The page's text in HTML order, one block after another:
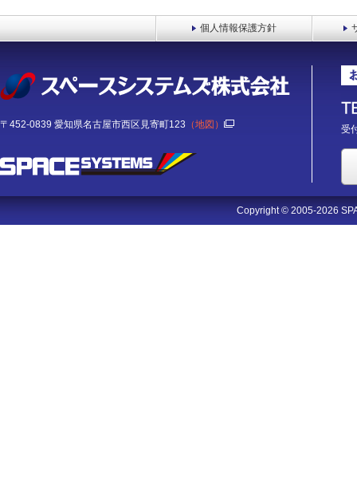
個人情報保護方針
〒452-0839 愛知県名古屋市西区見寄町123 （地図） 受
Copyright © 2005-2026